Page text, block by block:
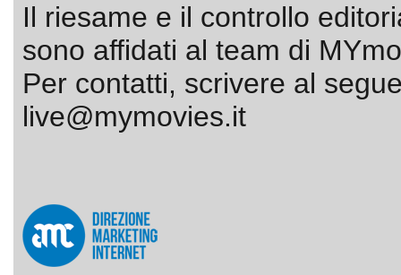
Il riesame e il controllo
sono affidati al team di
Per contatti, scrivere al
live@mymovies.it